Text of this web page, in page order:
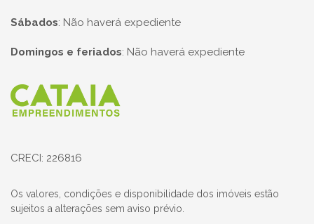
Sábados: Não haverá expediente
Domingos e feriados: Não haverá expediente
Página inicial
CRECI: 226816
Os valores, condições e disponibilidade dos imóveis estão
sujeitos a alterações sem aviso prévio.